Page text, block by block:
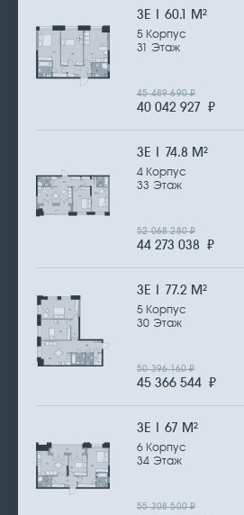
3Е | 60.1 М2
5 Корпус
31 Этаж
40 042 927 ₽
45 489 690₽
3Е | 74.8 М2
4 Корпус
33 Этаж
44 273 038 ₽
52 068 280₽
3Е | 77.2 М2
5 Корпус
30 Этаж
45 366 544 ₽
50 396 160₽
3Е | 67 М2
6 Корпус
34 Этаж
55 308 500₽